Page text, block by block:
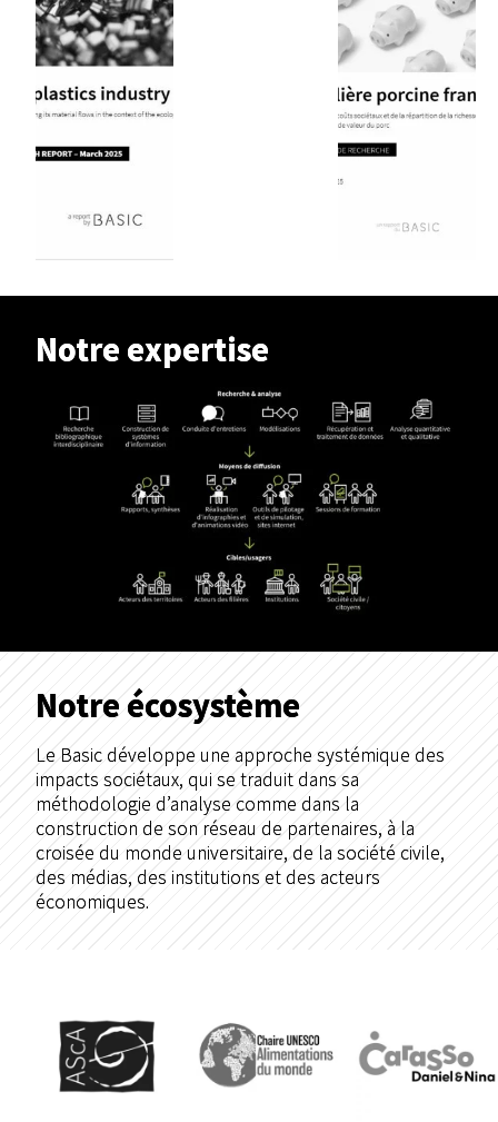
Notre expertise
Notre écosystème
Le Basic développe une approche systémique des
impacts sociétaux, qui se traduit dans sa
méthodologie d’analyse comme dans la
construction de son réseau de partenaires, à la
croisée du monde universitaire, de la société civile,
des médias, des institutions et des acteurs
économiques.